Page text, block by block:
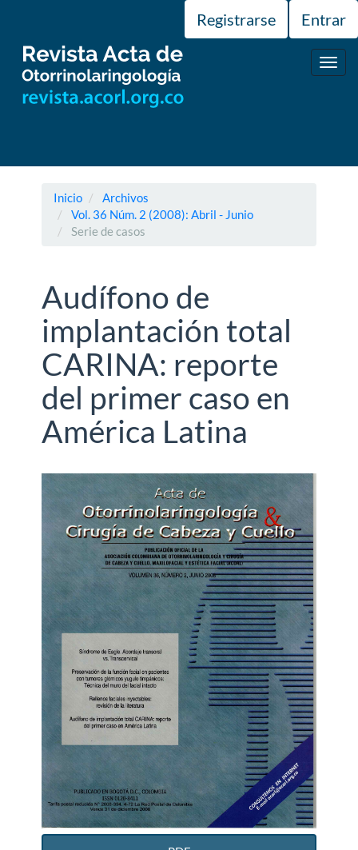
principal
Barra
lateral
Registrarse Entrar
Inicio
Archivos
Vol. 36 Núm. 2 (2008): Abril - Junio
Serie de casos
Audífono de
implantación total
CARINA: reporte
del primer caso en
América Latina
Barra
lateral
del
artículo